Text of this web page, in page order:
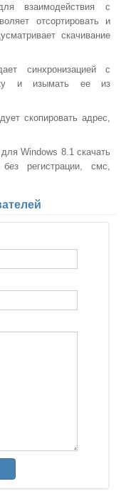
взаимодействия с
отсортировать и
скачивание
синхронизацией с
и изымать ее из
скопировать адрес,
Windows 8.1 скачать
регистрации, смс,